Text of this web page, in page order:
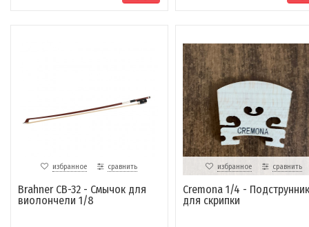
избранное сравнить
Brahner CB-32 - Смычок для
виолончели 1/8
избранное сравнить
Cremona 1/4 - Подструнник
для скрипки